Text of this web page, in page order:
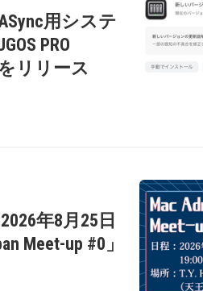
用システ
PRO
リリース
年8月25日
Meet-up #0」